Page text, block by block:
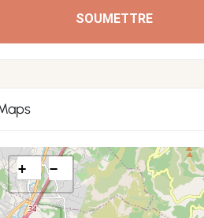
SOUMETTRE
+ −